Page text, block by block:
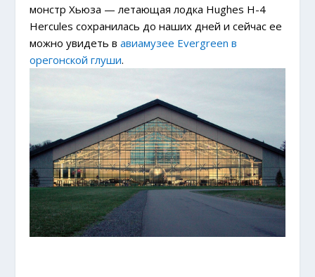
монстр Хьюза — летающая лодка Hughes H-4
Hercules сохранилась до наших дней и сейчас ее
можно увидеть вавиамузее Evergreen в
орегонской глуши.